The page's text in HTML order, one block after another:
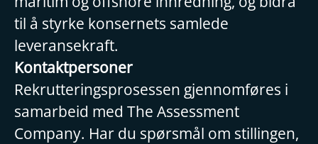
til å styrke konsernets samlede
leveransekraft.
Kontaktpersoner
Rekrutteringsprosessen gjennomføres i
samarbeid med The Assessment
Company. Har du spørsmål om stillingen,